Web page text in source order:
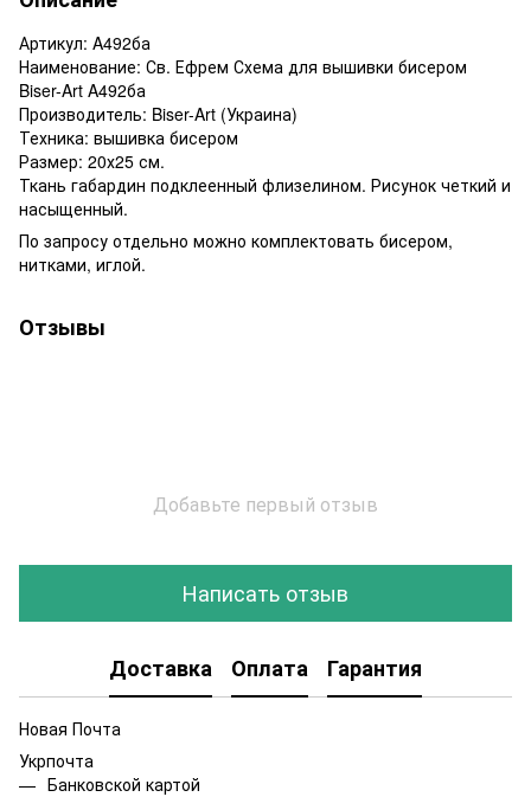
Артикул: A492ба
Наименование: Св. Ефрем Схема для вышивки бисером
Biser-Art A492ба
Производитель: Biser-Art (Украина)
Техника: вышивка бисером
Размер: 20х25 см.
Ткань габардин подклеенный флизелином. Рисунок четкий и
насыщенный.
По запросу отдельно можно комплектовать бисером,
нитками, иглой.
Отзывы
Добавьте первый отзыв
Написать отзыв
Доставка Оплата Гарантия
Новая Почта
Укрпочта
Банковской картой